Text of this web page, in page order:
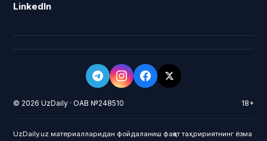
LinkedIn
© 2026 UzDaily · ОАВ №248510 18+
UzDaily.uz материалларидан фойдаланиш фақат таҳририятнинг ёзма